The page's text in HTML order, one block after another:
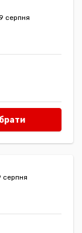
серпня
серпня